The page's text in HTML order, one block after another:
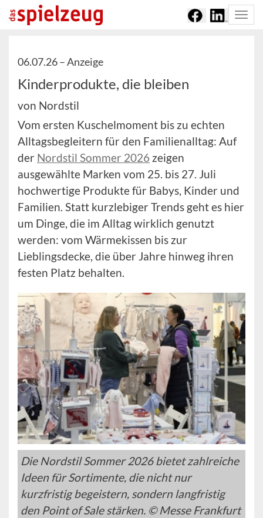
06.07.26 –Anzeige
Kinderprodukte, die bleiben
von Nordstil
Vom ersten Kuschelmoment bis zu echten
Alltagsbegleitern für den Familienalltag: Auf
der Nordstil Sommer 2026 zeigen
ausgewählte Marken vom 25. bis 27. Juli
hochwertige Produkte für Babys, Kinder und
Familien. Statt kurzlebiger Trends geht es hier
um Dinge, die im Alltag wirklich genutzt
werden: vom Wärmekissen bis zur
Lieblingsdecke, die über Jahre hinweg ihren
festen Platz behalten.
Die Nordstil Sommer 2026 bietet zahlreiche
Ideen für Sortimente, die nicht nur
kurzfristig begeistern, sondern langfristig
den Point of Sale stärken. © Messe Frankfurt